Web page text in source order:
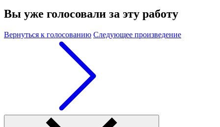
Вы уже голосовали за эту работу
Вернуться к голосованию Следующее произведение